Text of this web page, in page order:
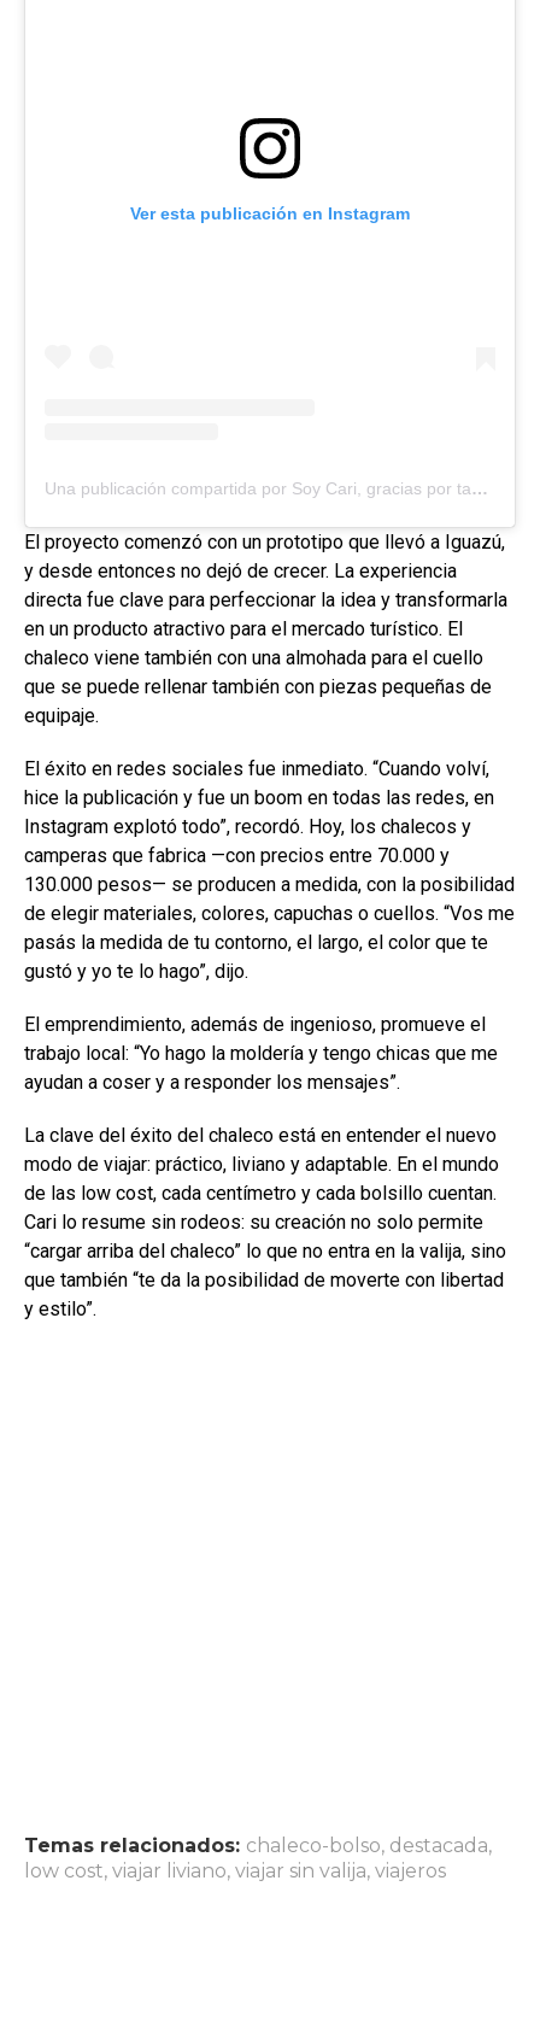
Ver esta publicación en Instagram
Una publicación compartida por Soy Cari, gracias por tanto amor y apoyo
El proyecto comenzó con un prototipo que llevó a Iguazú,
y desde entonces no dejó de crecer. La experiencia
directa fue clave para perfeccionar la idea y transformarla
en un producto atractivo para el mercado turístico. El
chaleco viene también con una almohada para el cuello
que se puede rellenar también con piezas pequeñas de
equipaje.
El éxito en redes sociales fue inmediato. “Cuando volví,
hice la publicación y fue un boom en todas las redes, en
Instagram explotó todo”, recordó. Hoy, los chalecos y
camperas que fabrica —con precios entre 70.000 y
130.000 pesos— se producen a medida, con la posibilidad
de elegir materiales, colores, capuchas o cuellos. “Vos me
pasás la medida de tu contorno, el largo, el color que te
gustó y yo te lo hago”, dijo.
El emprendimiento, además de ingenioso, promueve el
trabajo local: “Yo hago la moldería y tengo chicas que me
ayudan a coser y a responder los mensajes”.
La clave del éxito del chaleco está en entender el nuevo
modo de viajar: práctico, liviano y adaptable. En el mundo
de las low cost, cada centímetro y cada bolsillo cuentan.
Cari lo resume sin rodeos: su creación no solo permite
“cargar arriba del chaleco” lo que no entra en la valija, sino
que también “te da la posibilidad de moverte con libertad
y estilo”.
Temas relacionados: chaleco-bolso, destacada,
low cost, viajar liviano, viajar sin valija, viajeros